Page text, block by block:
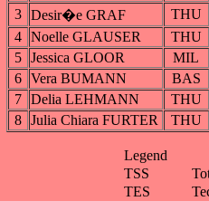
3
Desir�e GRAF
THU
4
Noelle GLAUSER
THU
5
Jessica GLOOR
MIL
6
Vera BUMANN
BAS
7
Delia LEHMANN
THU
8
Julia Chiara FURTER THU
Legend
TSS
TES